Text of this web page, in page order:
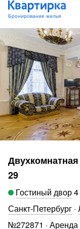
29
Гостиный двор
Санкт-Петербург ·
№272871 · Аренда